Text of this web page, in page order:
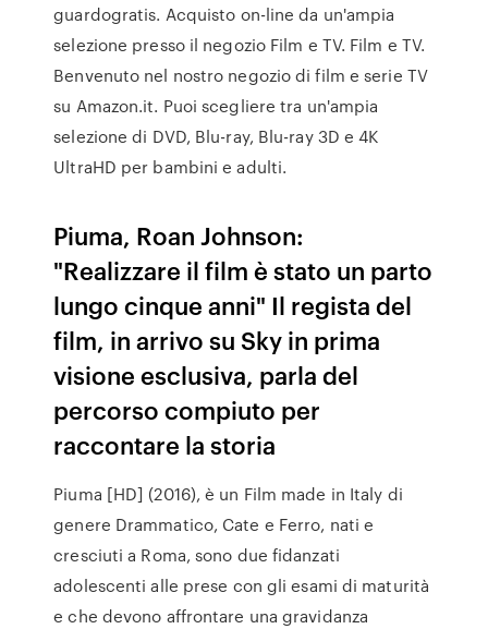
guardogratis. Acquisto on-line da un'ampia
selezione presso il negozio Film e TV. Film e TV.
Benvenuto nel nostro negozio di film e serie TV
su Amazon.it. Puoi scegliere tra un'ampia
selezione di DVD, Blu-ray, Blu-ray 3D e 4K
UltraHD per bambini e adulti.
Piuma, Roan Johnson:
"Realizzare il film è stato un parto
lungo cinque anni" Il regista del
film, in arrivo su Sky in prima
visione esclusiva, parla del
percorso compiuto per
raccontare la storia
Piuma [HD] (2016), è un Film made in Italy di
genere Drammatico, Cate e Ferro, nati e
cresciuti a Roma, sono due fidanzati
adolescenti alle prese con gli esami di maturità
e che devono affrontare una gravidanza